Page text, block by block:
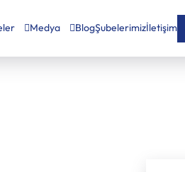
Medya BlogŞubelerimizİletişim